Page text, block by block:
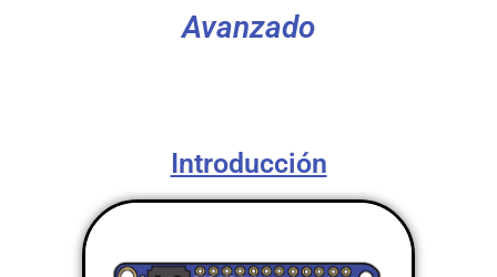
Avanzado
Introducción